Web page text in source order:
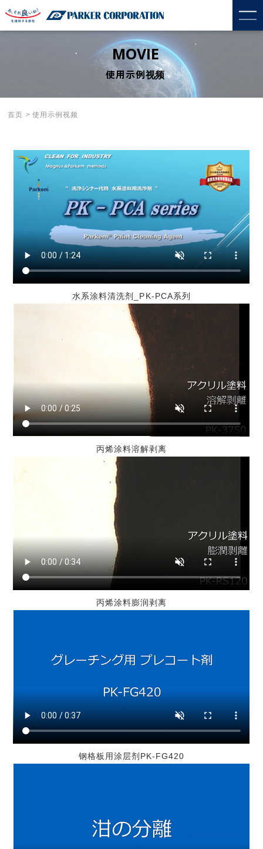
MOVIE
使用示例视频
首页 使用示例视频
水系涂料清洗剂_PK-PCA系列
丙烯涂料溶解剥离
丙烯涂料膨润剥离
钢格板用涂层剂PK-FG420